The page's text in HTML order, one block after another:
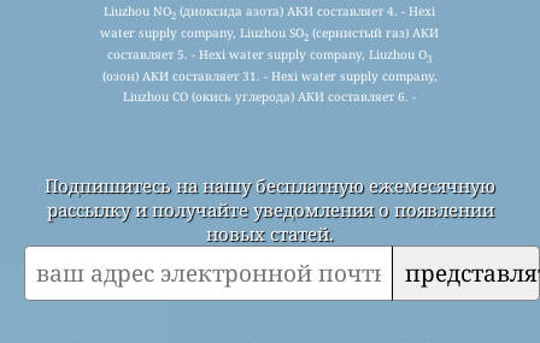
Liuzhou NO2 (диоксида азота) АКИ составляет 4. - Hexi
water supply company, Liuzhou SO2 (сернистый газ) АКИ
составляет 5. - Hexi water supply company, Liuzhou O3
(озон) АКИ составляет 31. - Hexi water supply company,
Liuzhou CO (окись углерода) АКИ составляет 6. -
Подпишитесь на нашу бесплатную ежемесячную
рассылку и получайте уведомления о появлении
новых статей.